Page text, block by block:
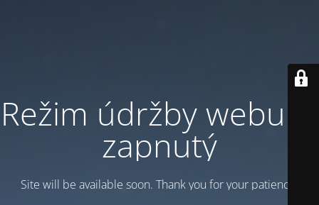
Režim údržby webu je
zapnutý
Site will be available soon. Thank you for your patience!